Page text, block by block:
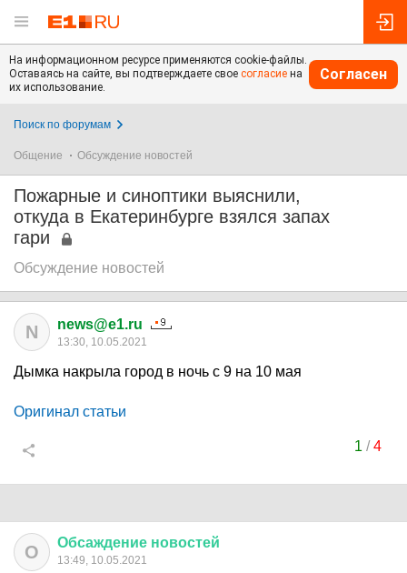
На информационном ресурсе применяются cookie-файлы.
Оставаясь на сайте, вы подтверждаете свое согласие на
их использование.
Согласен
Поиск по форумам
Общение Обсуждение новостей
Пожарные и синоптики выяснили,
откуда в Екатеринбурге взялся запах
гари
Обсуждение новостей
N news@e1.ru
13:30, 10.05.2021
Дымка накрыла город в ночь с 9 на 10 мая
Оригинал статьи
1 /4
О Обсаждение новостей
13:49, 10.05.2021